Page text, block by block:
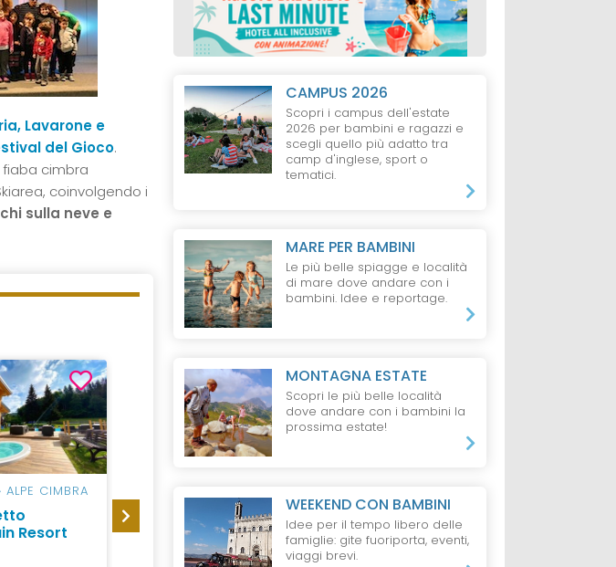
Lavarone e
del Gioco.
fiaba cimbra
coinvolgendo i
sulla neve e
ALPE CIMBRA
Resort
Hotel Vittoria,
Folgaria
La Baita Family
Hotel Alpe Cimbra
CAMPUS 2026
Scopri i campus dell'estate
2026 per bambini e ragazzi e
scegli quello più adatto tra
camp d'inglese, sport o
tematici.
MARE PER BAMBINI
Le più belle spiagge e località
di mare dove andare con i
bambini. Idee e reportage.
MONTAGNA ESTATE
Scopri le più belle località
dove andare con i bambini la
prossima estate!
WEEKEND CON BAMBINI
Idee per il tempo libero delle
famiglie: gite fuoriporta, eventi,
viaggi brevi.